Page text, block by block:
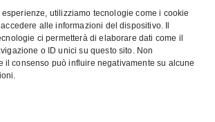
utilizziamo tecnologie come i cookie
alle informazioni del dispositivo. Il
ci permetterà di elaborare dati come il
o ID unici su questo sito. Non
il consenso può influire negativamente su alcune
Follow Us: